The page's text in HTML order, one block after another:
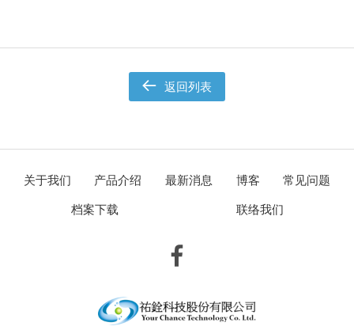
返回列表
关于我们 产品介绍 最新消息 博客
常见问题
档案下载
联络我们